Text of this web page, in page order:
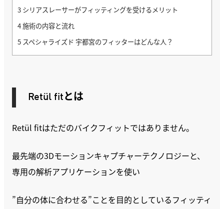
3 シリアスレーサーがフィッティングを受けるメリット
4施術の内容と流れ
5 スペシャライズド 宇都宮のフィッターはどんな人？
Retül fitとは
Retül fitはただのバイクフィットではありません。
最先端の3Dモーションキャプチャーテクノロジーと、
専用の解析アプリケーションを使い
”自分の体に合わせる”ことを目的としているフィッティ